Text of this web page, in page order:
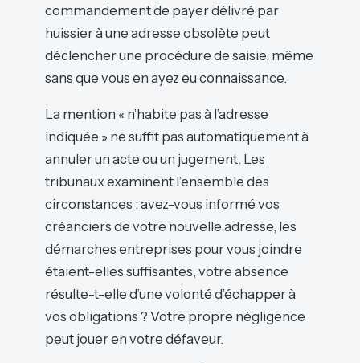
commandement de payer délivré par
huissier à une adresse obsolète peut
déclencher une procédure de saisie, même
sans que vous en ayez eu connaissance.
La mention « n’habite pas à l’adresse
indiquée » ne suffit pas automatiquement à
annuler un acte ou un jugement. Les
tribunaux examinent l’ensemble des
circonstances : avez-vous informé vos
créanciers de votre nouvelle adresse, les
démarches entreprises pour vous joindre
étaient-elles suffisantes, votre absence
résulte-t-elle d’une volonté d’échapper à
vos obligations ? Votre propre négligence
peut jouer en votre défaveur.